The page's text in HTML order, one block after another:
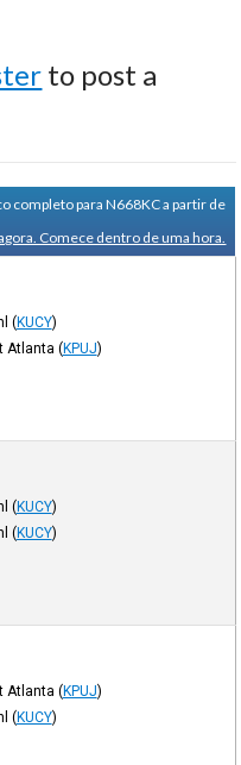
to post a
completo para N668KC a partir de
Comece dentro de uma hora.
(KUCY)
Atlanta (KPUJ)
(KUCY)
(KUCY)
Atlanta (KPUJ)
(KUCY)